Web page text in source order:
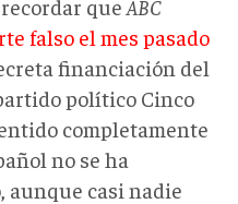
que ABC
falso el mes pasado
financiación del
político Cinco
completamente
no se ha
aunque casi nadie